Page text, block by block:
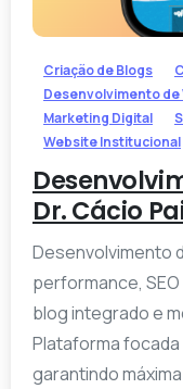
Criação de Blogs
Desenvolvimento de
Marketing Digital
Website Institucional
Dr. Cácio
Desenvolvimento
performance,
blog integrado e
Plataforma
garantindo